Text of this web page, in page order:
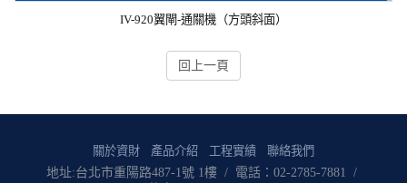
IV-920翼閘-通關機（方頭斜面）
回上一頁
關於資財 產品介紹 工程實績 聯絡我們
地址:台北市重陽路487-1號 1樓 / 電話：02-2785-7881 /